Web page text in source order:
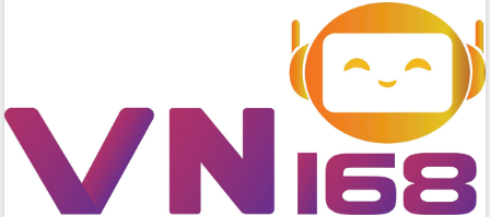
hai con số trong năm 2026
Tổ chức trang trọng Lễ hội Đền thờ
Lương Văn Chánh năm 2026
Phó Bí thư Tỉnh ủy Đắk Lắk Đỗ Hữu
Huy giữ chức Bí thư Đảng ủy Ủy Ban